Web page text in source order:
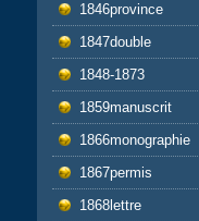
1846province
1847double
1848-1873
1859manuscrit
1866monographie
1867permis
1868lettre